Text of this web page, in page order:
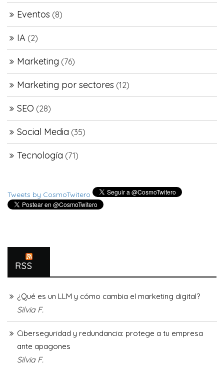
Eventos (8)
IA (2)
Marketing (76)
Marketing por sectores (12)
SEO (28)
Social Media (35)
Tecnología (71)
Tweets by CosmoTwitero
RSS
¿Qué es un LLM y cómo cambia el marketing digital?
Silvia F.
Ciberseguridad y redundancia: protege a tu empresa
ante apagones
Silvia F.